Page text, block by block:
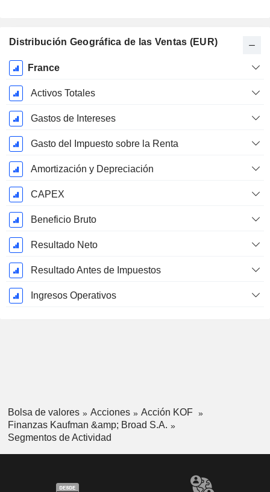
Distribución Geográfica de las Ventas (EUR)
Período
fiscal:
Noviembre
France
Activos Totales
Gastos de Intereses
Gasto del Impuesto sobre la Renta
Amortización y Depreciación
CAPEX
Beneficio Bruto
Resultado Neto
Resultado Antes de Impuestos
Ingresos Operativos
Bolsa de valores Acciones
Acción KOF
Finanzas Kaufman &amp; Broad S.A.
Segmentos de Actividad